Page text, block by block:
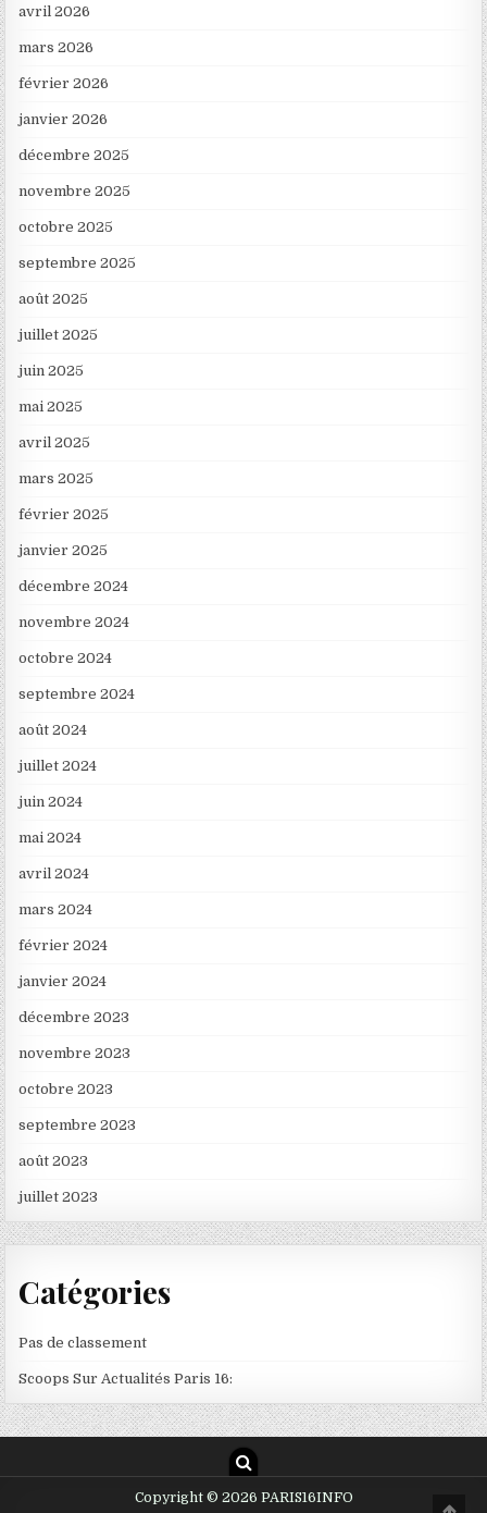
avril 2026
mars 2026
février 2026
janvier 2026
décembre 2025
novembre 2025
octobre 2025
septembre 2025
août 2025
juillet 2025
juin 2025
mai 2025
avril 2025
mars 2025
février 2025
janvier 2025
décembre 2024
novembre 2024
octobre 2024
septembre 2024
août 2024
juillet 2024
juin 2024
mai 2024
avril 2024
mars 2024
février 2024
janvier 2024
décembre 2023
novembre 2023
octobre 2023
septembre 2023
août 2023
juillet 2023
Catégories
Pas de classement
Scoops Sur Actualités Paris 16:
Copyright © 2026 PARIS16INFO